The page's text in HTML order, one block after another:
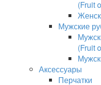
(Fruit
Мужские
(Fruit
Аксессуары
Перчатки